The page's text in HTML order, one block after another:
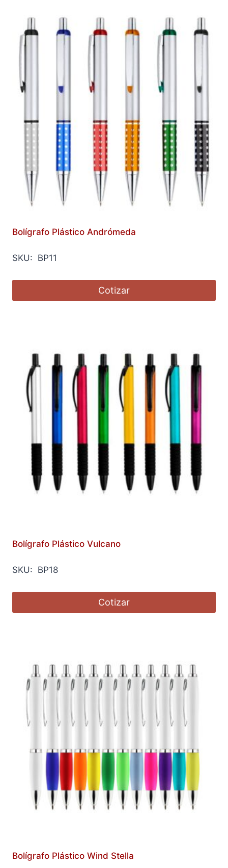
Bolígrafo Plástico Andrómeda
SKU: BP11
Cotizar
Bolígrafo Plástico Vulcano
SKU: BP18
Cotizar
Bolígrafo Plástico Wind Stella